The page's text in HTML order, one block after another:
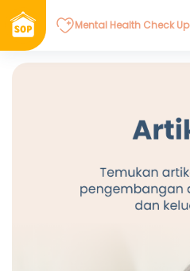
Mental Health Check Up